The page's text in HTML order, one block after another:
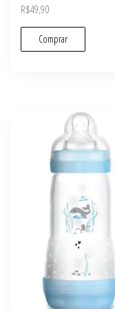
R$49,90
Comprar